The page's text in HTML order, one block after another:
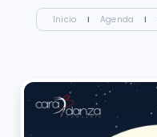
Inicio I Agenda I